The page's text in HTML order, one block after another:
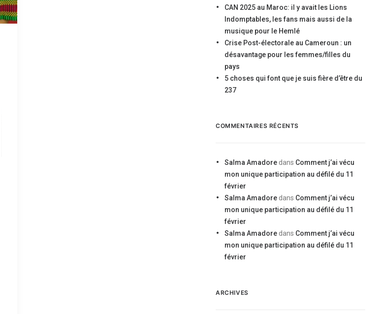
CAN 2025 au Maroc: il y avait les Lions
Indomptables, les fans mais aussi de la
musique pour le Hemlé
Crise Post-électorale au Cameroun : un
désavantage pour les femmes/filles du
pays
5 choses qui font que je suis fière d’être du
237
COMMENTAIRES RÉCENTS
Salma Amadore dans Comment j’ai vécu
mon unique participation au défilé du 11
février
Salma Amadore dans Comment j’ai vécu
mon unique participation au défilé du 11
février
Salma Amadore dans Comment j’ai vécu
mon unique participation au défilé du 11
février
ARCHIVES